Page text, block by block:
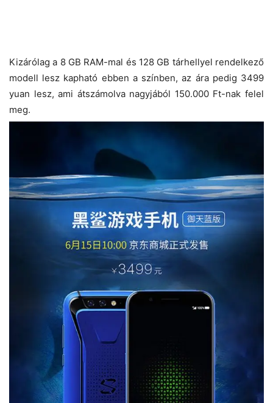
Kizárólag a 8 GB RAM-mal és 128 GB tárhellyel rendelkező
modell lesz kapható ebben a színben, az ára pedig 3499
yuan lesz, ami átszámolva nagyjából 150.000 Ft-nak felel
meg.